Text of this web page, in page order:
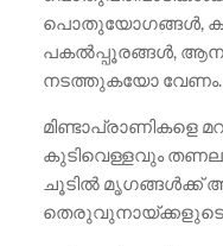
പൊതുയോഗങ്ങൾ,
പകൽപ്പൂരങ്ങൾ, ആന
നടത്തുകയോ വേണം.
കുടിവെള്ളവും
ചൂടിൽ മൃഗങ്ങൾക്ക്